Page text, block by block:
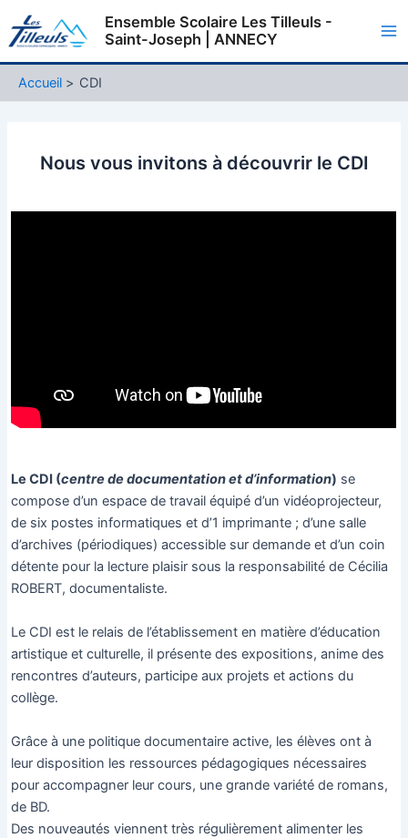
au
Ensemble Scolaire Les Tilleuls -
Saint-Joseph | ANNECY
Accueil CDI
Nous vous invitons à découvrir le CDI
Le CDI (centre de documentation et d’information) se
compose d’un espace de travail équipé d’un vidéoprojecteur,
de six postes informatiques et d’1 imprimante ; d’une salle
d’archives (périodiques) accessible sur demande et d’un coin
détente pour la lecture plaisir sous la responsabilité de Cécilia
ROBERT, documentaliste.
Le CDI est le relais de l’établissement en matière d’éducation
artistique et culturelle, il présente des expositions, anime des
rencontres d’auteurs, participe aux projets et actions du
collège.
Grâce à une politique documentaire active, les élèves ont à
leur disposition les ressources pédagogiques nécessaires
pour accompagner leur cours, une grande variété de romans,
de BD.
Des nouveautés viennent très régulièrement alimenter les